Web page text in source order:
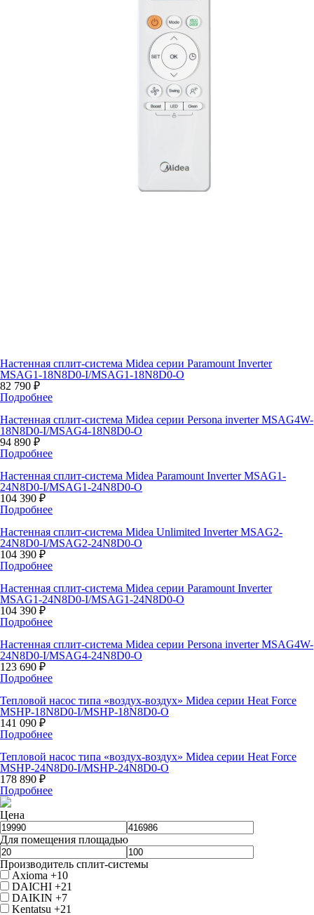
Настенная сплит-система Midea серии Paramount Inverter
MSAG1-18N8D0-I/MSAG1-18N8D0-O
82 790 ₽
Подробнее
Настенная сплит-система Midea серии Persona inverter MSAG4W-
18N8D0-I/MSAG4-18N8D0-O
94 890 ₽
Подробнее
Настенная сплит-система Midea Paramount Inverter MSAG1-
24N8D0-I/MSAG1-24N8D0-O
104 390 ₽
Подробнее
Настенная сплит-система Midea Unlimited Inverter MSAG2-
24N8D0-I/MSAG2-24N8D0-O
104 390 ₽
Подробнее
Настенная сплит-система Midea серии Paramount Inverter
MSAG1-24N8D0-I/MSAG1-24N8D0-O
104 390 ₽
Подробнее
Настенная сплит-система Midea серии Persona inverter MSAG4W-
24N8D0-I/MSAG4-24N8D0-O
123 690 ₽
Подробнее
Тепловой насос типа «воздух-воздух» Midea серии Heat Force
MSHP-18N8D0-I/MSHP-18N8D0-O
141 090 ₽
Подробнее
Тепловой насос типа «воздух-воздух» Midea серии Heat Force
MSHP-24N8D0-I/MSHP-24N8D0-O
178 890 ₽
Подробнее
Цена
Для помещения площадью
Производитель сплит-системы
Axioma +10
DAICHI +21
DAIKIN +7
Kentatsu +21